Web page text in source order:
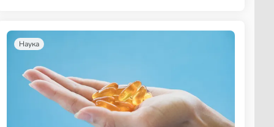
Наука